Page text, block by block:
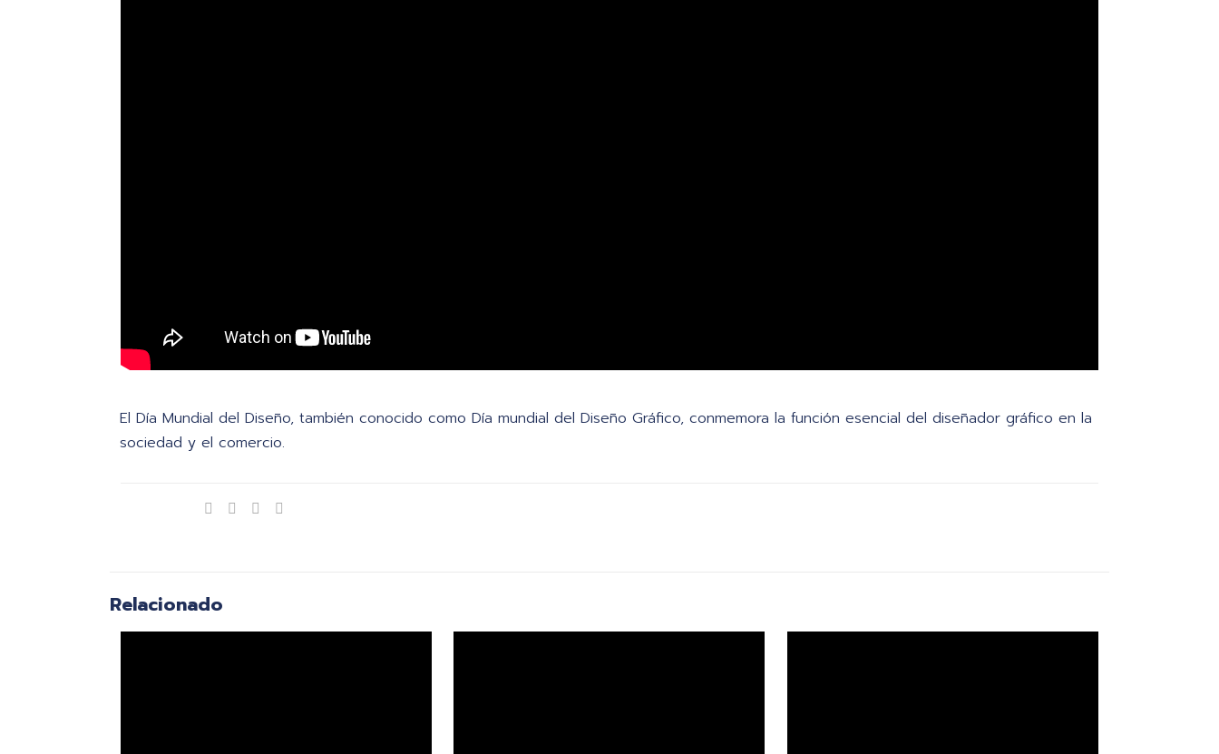
El Día Mundial del Diseño, también conocido como Día mundial del Diseño Gráfico, conmemora la función esencial del diseñador gráfico en la
sociedad y el comercio.
Relacionado